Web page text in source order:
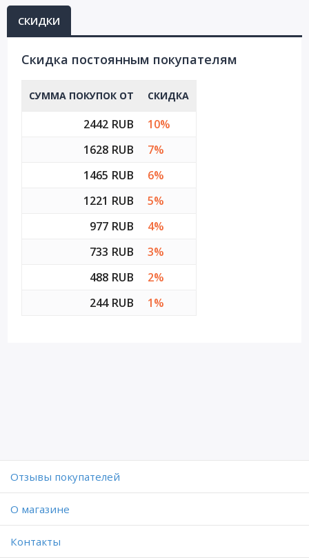
СКИДКИ
Cкидка постоянным покупателям
СУММА ПОКУПОК ОТ СКИДКА
2442 RUB
10%
1628 RUB
7%
1465 RUB
6%
1221 RUB
5%
977 RUB
4%
733 RUB
3%
488 RUB
2%
244 RUB
1%
Отзывы покупателей
O магазине
Контакты